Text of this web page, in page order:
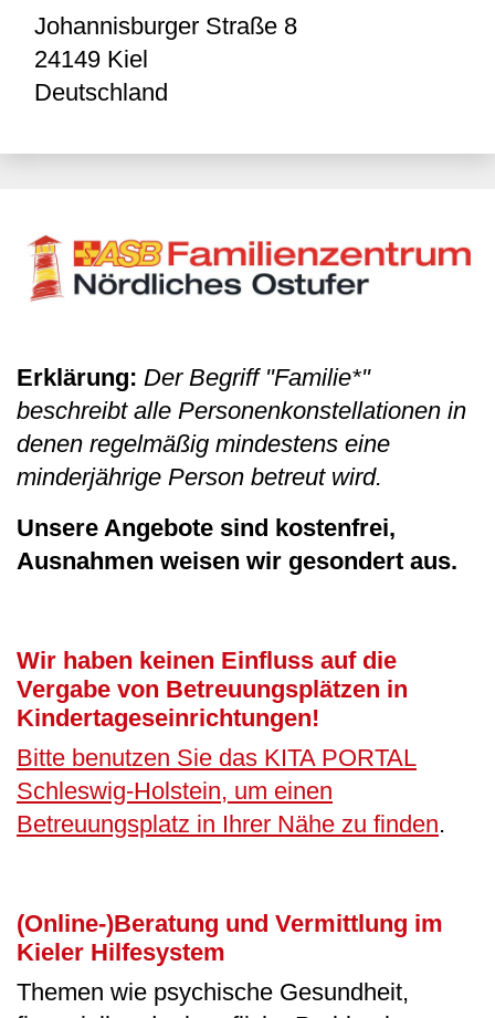
Johannisburger Straße 8
24149 Kiel
Deutschland
Erklärung: Der Begriff "Familie*"
beschreibt alle Personenkonstellationen in
denen regelmäßig mindestens eine
minderjährige Person betreut wird.
Unsere Angebote sind kostenfrei,
Ausnahmen weisen wir gesondert aus.
Wir haben keinen Einfluss auf die
Vergabe von Betreuungsplätzen in
Kindertageseinrichtungen!
Bitte benutzen Sie das KITA PORTAL
Schleswig-Holstein, um einen
Betreuungsplatz in Ihrer Nähe zu finden.
(Online-)Beratung und Vermittlung im
Kieler Hilfesystem
Themen wie psychische Gesundheit,